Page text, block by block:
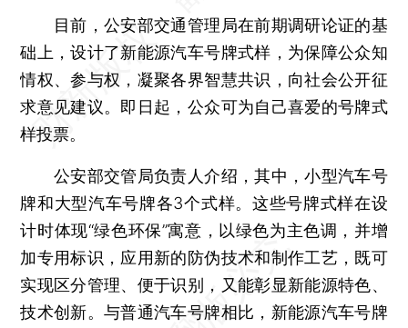
目前，公安部交通管理局在前期调研论证的基
础上，设计了新能源汽车号牌式样，为保障公众知
情权、参与权，凝聚各界智慧共识，向社会公开征
求意见建议。即日起，公众可为自己喜爱的号牌式
样投票。
公安部交管局负责人介绍，其中，小型汽车号
牌和大型汽车号牌各3个式样。这些号牌式样在设
计时体现“绿色环保”寓意，以绿色为主色调，并增
加专用标识，应用新的防伪技术和制作工艺，既可
实现区分管理、便于识别，又能彰显新能源特色、
技术创新。与普通汽车号牌相比，新能源汽车号牌